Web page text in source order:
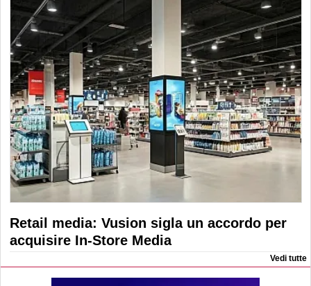
Retail media: Vusion sigla un accordo per
acquisire In-Store Media
Vedi tutte